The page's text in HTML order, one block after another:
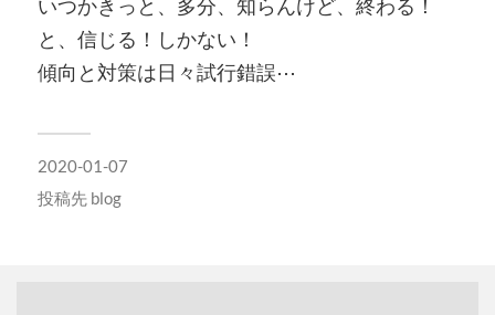
いつかきっと、多分、知らんけど、終わる！
と、信じる！しかない！
傾向と対策は日々試行錯誤⋯
2020-01-07
投稿先 blog